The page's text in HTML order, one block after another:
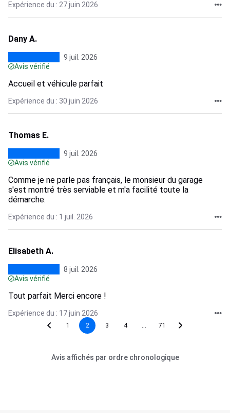
Expérience du : 27 juin 2026
Dany A.
9 juil. 2026
Avis vérifié
Accueil et véhicule parfait
Expérience du : 30 juin 2026
Thomas E.
9 juil. 2026
Avis vérifié
Comme je ne parle pas français, le monsieur du garage
s'est montré très serviable et m'a facilité toute la
démarche.
Expérience du : 1 juil. 2026
Elisabeth A.
8 juil. 2026
Avis vérifié
Tout parfait Merci encore !
Expérience du : 17 juin 2026
1 2 3 4 71
Avis affichés par ordre chronologique